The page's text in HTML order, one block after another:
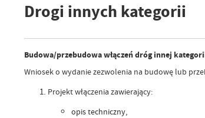
Drogi innych kategorii
Budowa/przebudowa włączeń dróg innej
Wniosek o wydanie zezwolenia na budowę lub
Projekt włączenia zawierający:
opis techniczny,